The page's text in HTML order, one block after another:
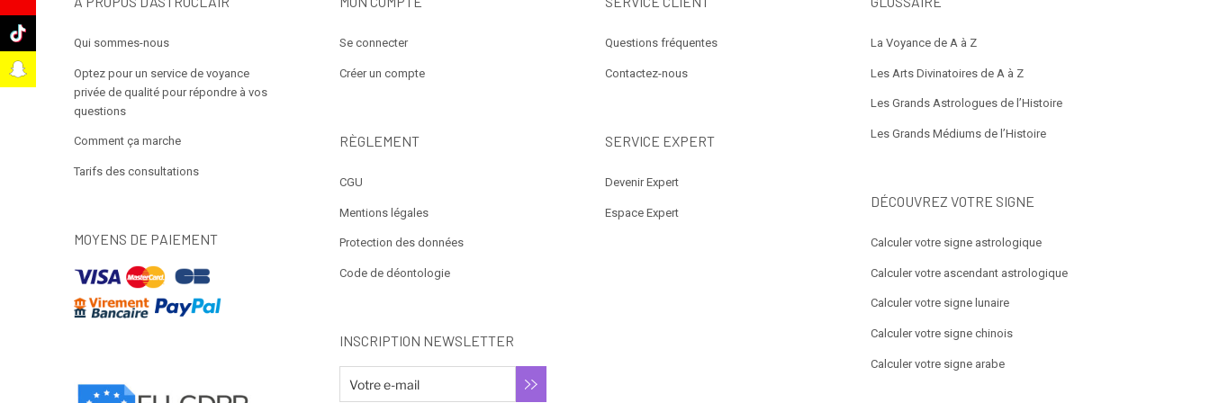
Qui sommes-nous
Optez pour un service de voyance
privée de qualité pour répondre à vos
questions
Comment ça marche
Tarifs des consultations
MOYENS DE PAIEMENT
Se connecter
Créer un compte
RÈGLEMENT
CGU
Mentions légales
Protection des données
Code de déontologie
INSCRIPTION NEWSLETTER
Questions fréquentes
Contactez-nous
SERVICE EXPERT
Devenir Expert
Espace Expert
La Voyance de A à Z
Les Arts Divinatoires de A à Z
Les Grands Astrologues de l’Histoire
Les Grands Médiums de l’Histoire
DÉCOUVREZ VOTRE SIGNE
Calculer votre signe astrologique
Calculer votre ascendant astrologique
Calculer votre signe lunaire
Calculer votre signe chinois
Calculer votre signe arabe